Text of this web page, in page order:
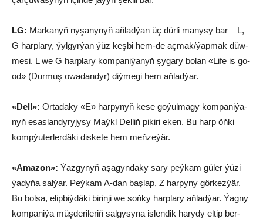
LG: Mar­ka­nyň ny­şa­ny­nyň aňladýan üç dür­li manysy bar – L,
G harp­la­ry, ýyl­gyr­ýan ýüz keş­bi hem-de aç­mak/ýap­mak düw­
me­si. L we G harp­la­ry kom­pa­ni­ýa­nyň şy­ga­ry bo­lan «Li­fe is go­
od» (Dur­muş owa­dan­dyr) diý­me­gi hem aň­lad­ýar.
«Dell»: Or­ta­da­ky «E» har­pynyň ke­se go­ýul­ma­gy kom­pa­ni­ýa­
nyň esas­lan­dy­ry­jy­sy Maýkl Del­liň pi­ki­ri eken. Bu harp öň­ki
komp­ýu­ter­ler­dä­ki dis­ke­te hem meň­ze­ýär.
«Ama­zon»: Ýaz­gy­­nyň aşa­gyn­da­ky sa­ry peý­kam gü­ler ýü­zi
ýa­dy­ňa sal­ýar. Peý­kam A-dan baş­lap, Z har­py­ny gör­kez­ýär.
Bu bol­sa, elip­biý­dä­ki bi­rin­ji we soň­ky harp­la­ry aň­lad­ýar. Ýag­ny
kom­pa­ni­ýa müş­de­ri­le­riň sal­gy­sy­na is­len­dik ha­ry­dy el­tip ber­